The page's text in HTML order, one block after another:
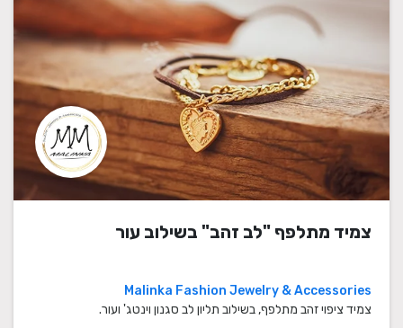
צמיד מתלפף "לב זהב" בשילוב עור
Malinka Fashion Jewelry & Accessories
צמיד ציפוי זהב מתלפף, בשילוב תליון לב סגנון וינטג' ועור.